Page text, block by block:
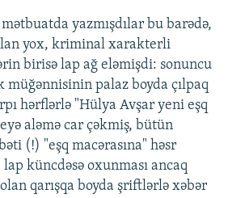
yazmışdılar bu barədə,
yox, kriminal xarakterli
birisə lap ağ eləmişdi: sonuncu
müğənnisinin palaz boyda çılpaq
hərflərlə "Hülya Avşar yeni eşq
aləmə car çəkmiş, bütün
(!) "eşq macərasına" həsr
küncdəsə oxunması ancaq
qarışqa boyda şriftlərlə xəbər